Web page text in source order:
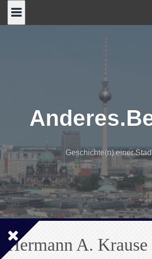
Geschichte(n) einer
Hermann A. Krause